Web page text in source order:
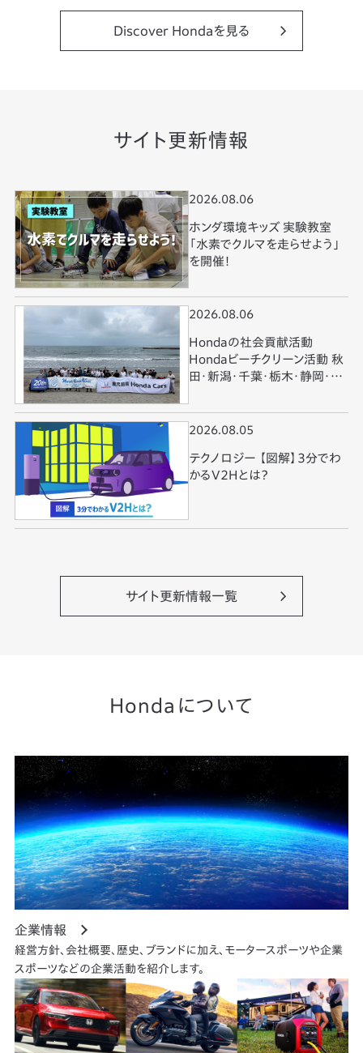
Discover Hondaを見る
サイト更新情報
2026.08.06
ホンダ環境キッズ 実験教室
「水素でクルマを走らせよう」
を開催！
2026.08.06
Hondaの社会貢献活動
Hondaビーチクリーン活動 秋
田・新潟・千葉・栃木・静岡・和
2026.08.05
テクノロジー 【図解】3分でわ
かるV2Hとは？
サイト更新情報一覧
Hondaについて
企業情報
経営方針、会社概要、歴史、ブランドに加え、モータースポーツや企業
スポーツなどの企業活動を紹介します。